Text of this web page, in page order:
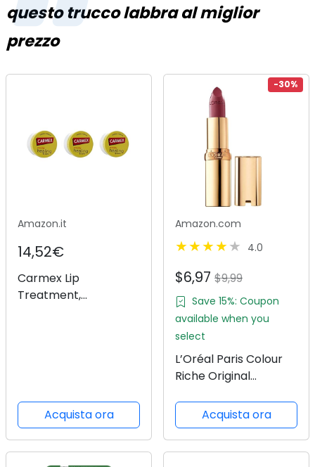
questo trucco labbra al miglior
prezzo
Amazon.it
14,52€
Carmex Lip
Treatment,
Acquista ora
-30%
Amazon.com
4.0
$6,97 $9,99
Save 15%: Coupon
available when you
select
L’Oréal Paris Colour
Riche Original
Satin Lipstick with
Argan Oil and Vitamin
E, Blushing Berry , 1
Acquista ora